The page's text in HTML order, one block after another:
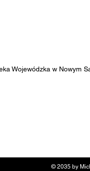
Wojewódzka w Nowym
© 2035 by